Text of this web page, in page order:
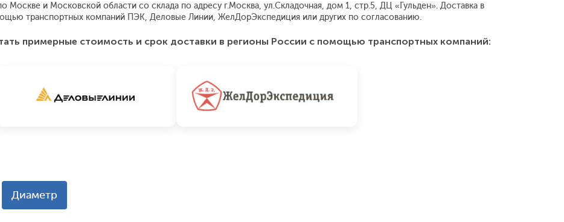
Москве и Московской области со склада по адресу г.Москва, ул.Складочная, дом 1, стр.5, ДЦ «Гульден». Доставка в
транспортных компаний ПЭК, Деловые Линии, ЖелДорЭкспедиция или других по согласованию.
примерные стоимость и срок доставки в регионы России с помощью транспортных компаний:
Диаметр